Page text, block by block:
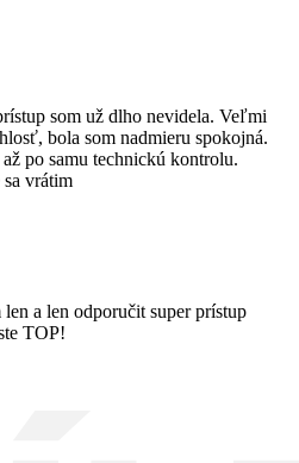
som už dlho nevidela. Veľmi
bola som nadmieru spokojná.
po samu technickú kontrolu.
vrátim
a len odporučit super prístup
TOP!